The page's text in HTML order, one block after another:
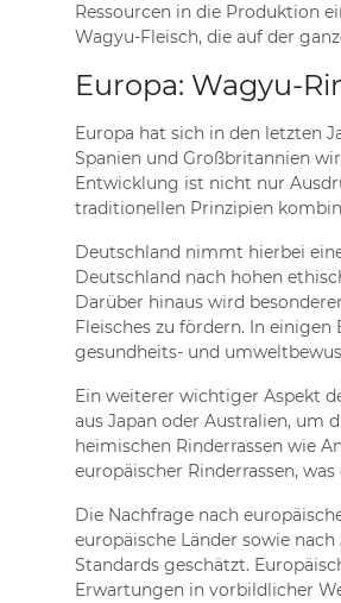
Ressourcen in die Produktion
Wagyu-Fleisch, die auf der
Europa: Wagyu-
Europa hat sich in den letzten
Spanien und Großbritannien
Entwicklung ist nicht nur
traditionellen Prinzipien
Deutschland nimmt hierbei
Deutschland nach hohen
Darüber hinaus wird
Fleisches zu fördern. In
gesundheits- und
Ein weiterer wichtiger Aspekt
aus Japan oder Australien, um
heimischen Rinderrassen wie
europäischer Rinderrassen,
Die Nachfrage nach
europäische Länder sowie
Standards geschätzt.
Erwartungen in vorbildlicher